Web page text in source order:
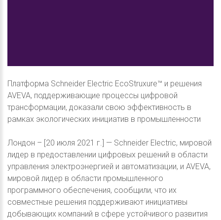
Платформа Schneider Electric EcoStruxure™ и решения
AVEVA, поддерживающие процессы цифровой
трансформации, доказали свою эффективность в
рамках экологических инициатив в промышленности
Лондон – [20 июля 2021 г.] — Schneider Electric, мировой
лидер в предоставлении цифровых решений в области
управления электроэнергией и автоматизации, и AVEVA,
мировой лидер в области промышленного
программного обеспечения, сообщили, что их
совместные решения поддерживают инициативы
добывающих компаний в сфере устойчивого развития